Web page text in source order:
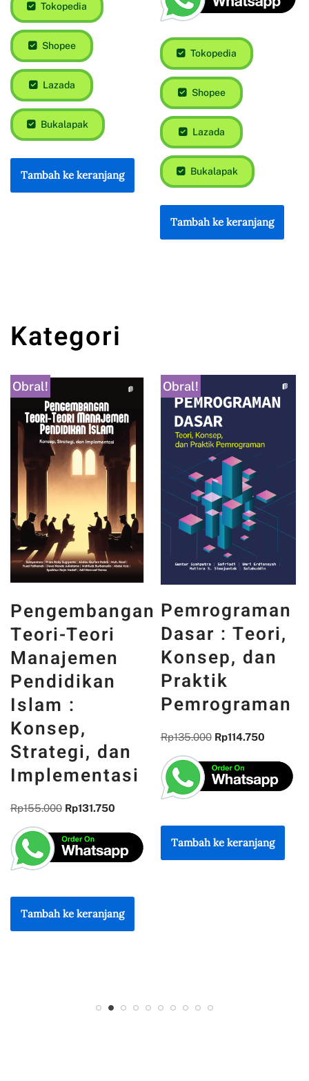
Tokopedia
Shopee
Lazada
Bukalapak
Tambah ke keranjang
Kategori
Obral!
Pemrograman
Dasar : Teori,
Konsep, dan
Praktik
Pemrograman
Rp135.000 Rp 114.750
Tambah ke keranjang
Obral!
PANCASILA
DAN WAJAH
INDONESIA :
MEMORI,
PENGALAMAN,
DAN
REFLEKSI
KEBANGSAAN